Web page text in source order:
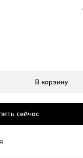
В корзину
сейчас